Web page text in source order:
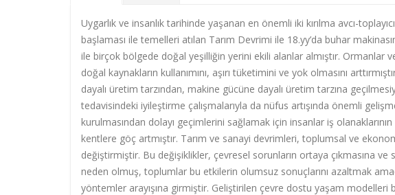
Uygarlık ve insanlık tarihinde yaşanan en önemli iki kırılma avcı-
başlaması ile temelleri atılan Tarım Devrimi ile 18.yy’da buhar
ile birçok bölgede doğal yeşilliğin yerini ekili alanlar almıştır.
doğal kaynakların kullanımını, aşırı tüketimini ve yok olmasını
dayalı üretim tarzından, makine gücüne dayalı üretim tarzına
tedavisindeki iyileştirme çalışmalarıyla da nüfus artışında önemli
kurulmasından dolayı geçimlerini sağlamak için insanlar iş
kentlere göç artmıştır. Tarım ve sanayi devrimleri, toplumsal ve
değiştirmiştir. Bu değişiklikler, çevresel sorunların ortaya çıkmasına
neden olmuş, toplumlar bu etkilerin olumsuz sonuçlarını azaltmak
yöntemler arayışına girmiştir. Geliştirilen çevre dostu yaşam modelleri